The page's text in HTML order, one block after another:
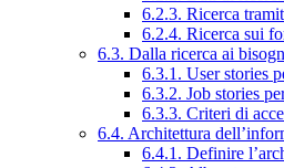
6.2.3. Ricerca
6.2.4. Ricerca sui
6.3. Dalla ricerca ai
6.3.1. User stories
6.3.2. Job stories
6.3.3. Criteri di
6.4. Architettura
6.4.1. Definire